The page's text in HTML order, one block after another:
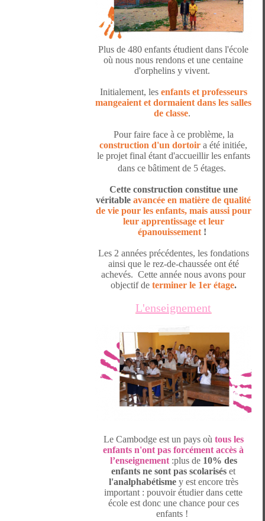
Plus de 480 enfants étudient dans l'école
où nous nous rendons et une centaine
d'orphelins y vivent.
Initialement, les enfants et professeurs
mangeaient et dormaient dans les salles
de classe.
Pour faire face à ce problème, la
construction d'un dortoir a été initiée,
le projet final étant d'accueillir les enfants
dans ce bâtiment de 5 étages.
Cette construction constitue une
véritableavancée en matière de qualité
de vie pour les enfants, mais aussi pour
leur apprentissage et leur
épanouissement !
Les 2 années précédentes, les fondations
ainsi que le rez-de-chaussée ont été
achevés.Cette année nous avons pour
objectif de terminer le 1er étage.
L'enseignement
Le Cambodge est un pays où tous les
enfants n'ont pas forcément accès à
l’enseignement:plus de 10% des
enfants ne sont pas scolarisés et
l'analphabétismey est encore très
important : pouvoir étudier dans cette
école est donc une chance pour ces
enfants !